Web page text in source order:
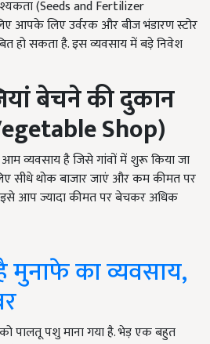
(Seeds and Fertilizer
आपके लिए उर्वरक और बीज भंडारण स्टोर
हो सकता है. इस व्यवसाय में बड़े निवेश
बेचने की दुकान
Shop)
है जिसे गांवों में शुरू किया जा
सीधे थोक बाजार जाएं और कम कीमत पर
आप ज्यादा कीमत पर बेचकर अधिक
मुनाफे का व्यवसाय,
पालतू पशु माना गया है. भेड़ एक बहुत